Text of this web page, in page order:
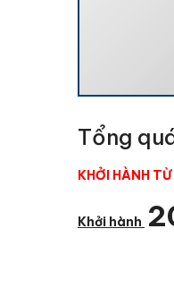
Tổng
KHỞI HÀNH
Khởi hành